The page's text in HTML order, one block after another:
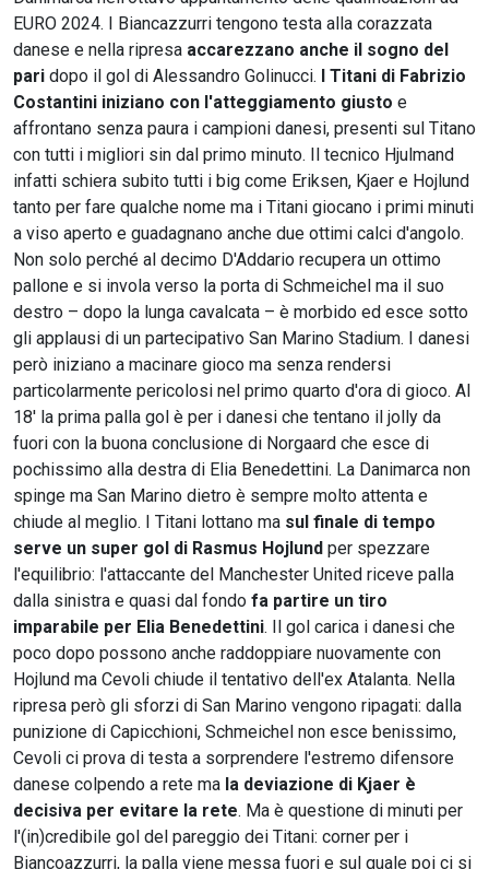
EURO 2024. I Biancazzurri tengono testa alla corazzata
danese e nella ripresa accarezzano anche il sogno del
pari dopo il gol di Alessandro Golinucci. I Titani di Fabrizio
Costantini iniziano con l'atteggiamento giusto e
affrontano senza paura i campioni danesi, presenti sul Titano
con tutti i migliori sin dal primo minuto. Il tecnico Hjulmand
infatti schiera subito tutti i big come Eriksen, Kjaer e Hojlund
tanto per fare qualche nome ma i Titani giocano i primi minuti
a viso aperto e guadagnano anche due ottimi calci d'angolo.
Non solo perché al decimo D'Addario recupera un ottimo
pallone e si invola verso la porta di Schmeichel ma il suo
destro – dopo la lunga cavalcata – è morbido ed esce sotto
gli applausi di un partecipativo San Marino Stadium. I danesi
però iniziano a macinare gioco ma senza rendersi
particolarmente pericolosi nel primo quarto d'ora di gioco. Al
18' la prima palla gol è per i danesi che tentano il jolly da
fuori con la buona conclusione di Norgaard che esce di
pochissimo alla destra di Elia Benedettini. La Danimarca non
spinge ma San Marino dietro è sempre molto attenta e
chiude al meglio. I Titani lottano ma sul finale di tempo
serve un super gol di Rasmus Hojlund per spezzare
l'equilibrio: l'attaccante del Manchester United riceve palla
dalla sinistra e quasi dal fondo fa partire un tiro
imparabile per Elia Benedettini. Il gol carica i danesi che
poco dopo possono anche raddoppiare nuovamente con
Hojlund ma Cevoli chiude il tentativo dell'ex Atalanta. Nella
ripresa però gli sforzi di San Marino vengono ripagati: dalla
punizione di Capicchioni, Schmeichel non esce benissimo,
Cevoli ci prova di testa a sorprendere l'estremo difensore
danese colpendo a rete ma la deviazione di Kjaer è
decisiva per evitare la rete. Ma è questione di minuti per
l'(in)credibile gol del pareggio dei Titani: corner per i
Biancoazzurri, la palla viene messa fuori e sul quale poi ci si